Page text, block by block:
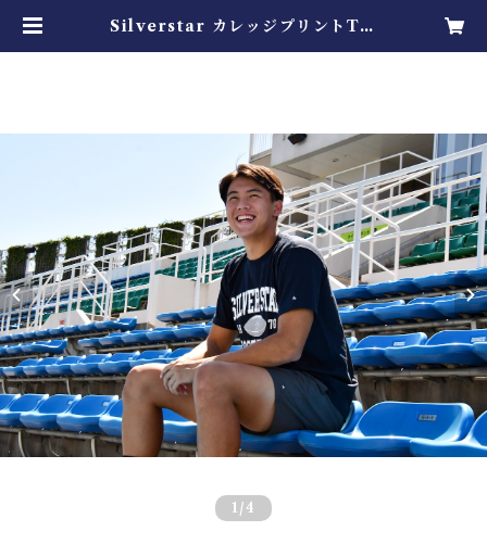
Silverstar カレッジプリントTシ
1 /4